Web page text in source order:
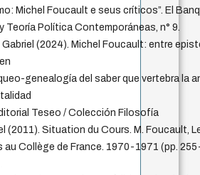
Michel Foucault e seus críticos”. El
Teoría Política Contemporáneas, n° 9.
Gabriel (2024). Michel Foucault: entre
genealogía del saber que vertebra la
Teseo / Colección Filosofía
(2011). Situation du Cours. M. Foucault,
au Collège de France. 1970-1971 (pp.